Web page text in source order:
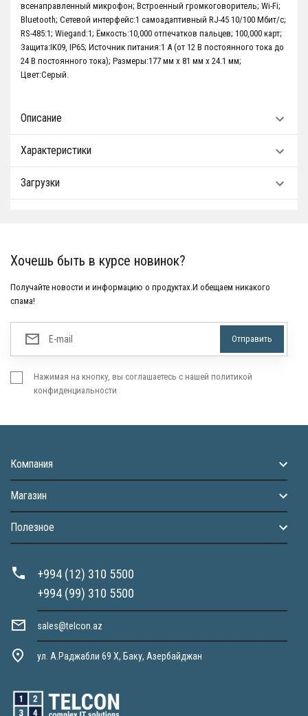
всенаправленный микрофон; Встроенный громкоговоритель; Wi-Fi;
Bluetooth; Сетевой интерфейс:1 самоадаптивный RJ-45 10/100 Мбит/с;
RS-485:1; Wiegand:1; Ёмкость:10,000 отпечатков пальцев; 100,000 карт;
Защита:IK09, IP65; Источник питания:1 А (от 12 В постоянного тока до
24 В постоянного тока); Размеры:177 мм х 81 мм х 24.1 мм;
Цвет:Серый.
Описание
Характеристики
Загрузки
Хочешь быть в курсе новинок?
Получайте новости и информацию о продуктах.И обещаем никакого
спама!
Нажимая на кнопку, вы соглашаетесь с нашей политикой
конфиденциальности
Компания
Магазин
Полезное
+994 (12) 310 5500
+994 (99) 310 5500
sales@telcon.az
ул. А.Раджабли 69 X, Баку, Азербайджан